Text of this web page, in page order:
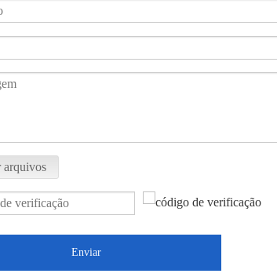
arquivos
Enviar